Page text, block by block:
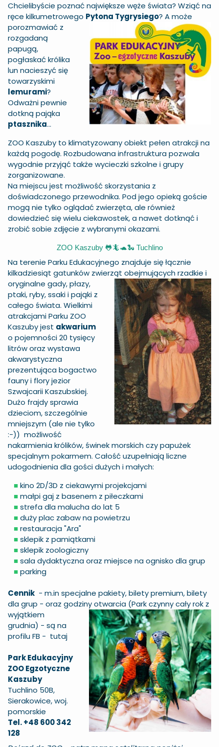
Chcielibyście poznać największe węże świata? Wziąć na
ręce kilkumetrowego Pytona Tygrysiego? A może
porozmawiać z
rozgadaną
papugą,
pogłaskać królika
lun nacieszyć się
towarzyskimi
lemurami?
Odważni pewnie
dotkną pająka
ptasznika...
ZOO Kaszuby to klimatyzowany obiekt pełen atrakcji na
każdą pogodę. Rozbudowana infrastruktura pozwala
wygodnie przyjąć także wycieczki szkolne i grupy
zorganizowane.
Na miejscu jest możliwość skorzystania z
doświadczonego przewodnika. Pod jego opieką goście
mogą nie tylko oglądać zwierzęta, ale również
dowiedzieć się wielu ciekawostek, anawet dotknąć i
zrobić sobie zdjęcie z wybranymi okazami.
ZOO Kaszuby 🐸🦎🐢🐍 Tuchlino
Na terenie Parku Edukacyjnego znajduje się łącznie
kilkadziesiąt gatunków zwierząt obejmującychrzadkie i
oryginalne gady, płazy,
ptaki, ryby, ssaki i pająki z
całego świata. Wielkimi
atrakcjami Parku ZOO
Kaszuby jest akwarium
o pojemności 20 tysięcy
litrów oraz wystawa
akwarystyczna
prezentująca bogactwo
fauny i flory jezior
Szwajcarii Kaszubskiej.
Dużo frajdy sprawia
dzieciom, szczególnie
mniejszym (ale nie tylko
:-)) możliwość
nakarmienia królików, świnek morskich czy papużek
specjalnym pokarmem. Całość uzupełniają liczne
udogodnienia dla gości dużych i małych:
■kino 2D/3D z ciekawymi projekcjami
■małpi gaj z basenem z piłeczkami
■strefa dla malucha do lat 5
■duży plac zabaw na powietrzu
■restauracja "Ara"
■sklepik z pamiątkami
■sklepik zoologiczny
■sala dydaktyczna oraz miejsce na ognisko dla grup
■parking
Cennik - m.in specjalne pakiety, bilety premium, bilety
dla grup - oraz godziny otwarcia (Park czynny cały rok z
wyjątkiem
grudnia) - są na
profilu FB - tutaj
Park Edukacyjny
ZOO Egzotyczne
Kaszuby
Tuchlino 50B,
Sierakowice, woj.
pomorskie
Tel. +48 600 342
128